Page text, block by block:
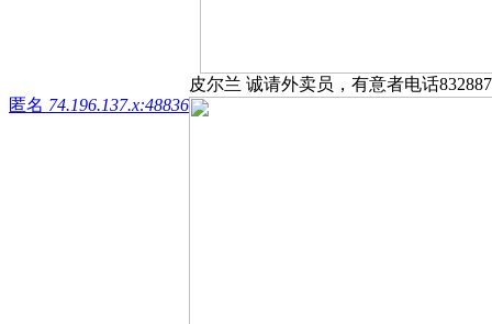
匿名 74.196.137.x:48836
皮尔兰 诚请外卖员，有意者电话